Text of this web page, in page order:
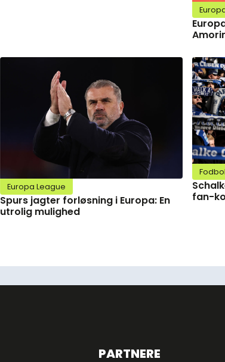
Europa League
Spurs jagter forløsning i Europa: En
utrolig mulighed
fan-
PARTNERE